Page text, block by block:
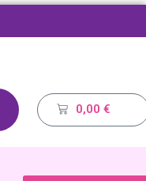
0,00 €